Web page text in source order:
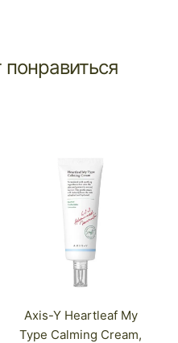
Axis-Y Heartleaf My
Type Calming Cream,